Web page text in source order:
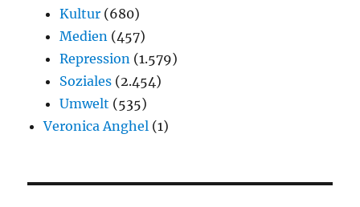
Kultur (680)
Medien (457)
Repression (1.579)
Soziales (2.454)
Umwelt (535)
Veronica Anghel (1)